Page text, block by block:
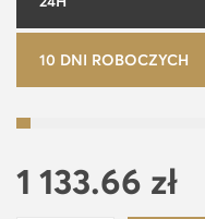
10 DNI ROBOCZYCH
1 133.66 zł